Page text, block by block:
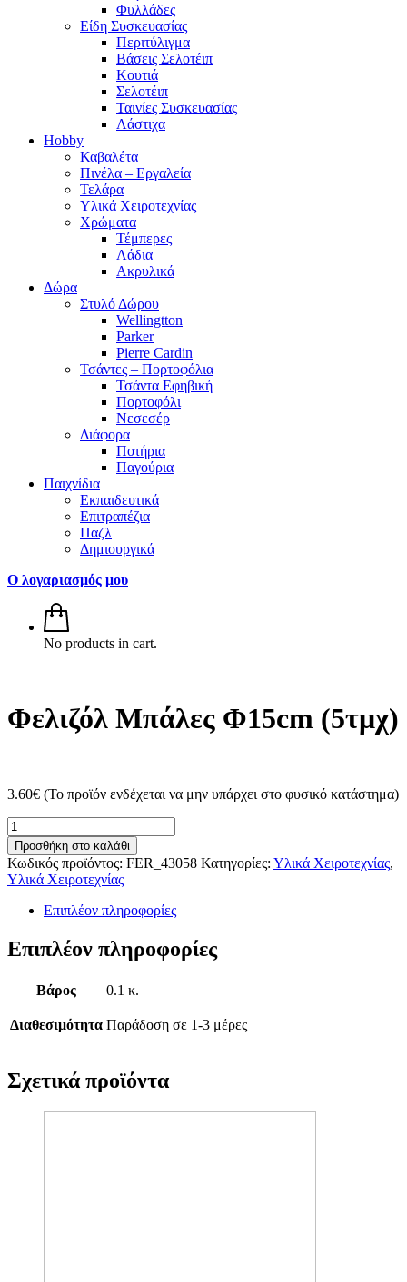
Φυλλάδες
Είδη Συσκευασίας
Περιτύλιγμα
Βάσεις Σελοτέιπ
Κουτιά
Σελοτέιπ
Ταινίες Συσκευασίας
Λάστιχα
Hobby
Καβαλέτα
Πινέλα – Εργαλεία
Τελάρα
Υλικά Χειροτεχνίας
Χρώματα
Τέμπερες
Λάδια
Ακρυλικά
Δώρα
Στυλό Δώρου
Wellingtton
Parker
Pierre Cardin
Τσάντες – Πορτοφόλια
Τσάντα Εφηβική
Πορτοφόλι
Νεσεσέρ
Διάφορα
Ποτήρια
Παγούρια
Παιχνίδια
Εκπαιδευτικά
Επιτραπέζια
Παζλ
Δημιουργικά
Ο λογαριασμός μου
No products in cart.
Φελιζόλ Μπάλες Φ15cm (5τμχ)
3.60€ (Το προϊόν ενδέχεται να μην υπάρχει στο φυσικό κατάστημα)
Φελιζόλ
Μπάλες
Φ15cm
(5τμχ)
ποσότητα
Προσθήκη στο καλάθι
Κωδικός προϊόντος: FER_43058 Κατηγορίες: Υλικά Χειροτεχνίας,
Υλικά Χειροτεχνίας
Επιπλέον πληροφορίες
Επιπλέον πληροφορίες
Βάρος 0.1 κ.
Διαθεσιμότητα Παράδοση σε 1-3 μέρες
Σχετικά προϊόντα